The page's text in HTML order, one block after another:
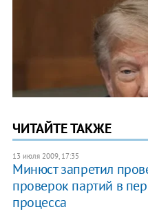
ЧИТАЙТЕ ТАКЖЕ
13 июля 2009, 17:35
Минюст запретил
проверок партий в
процесса